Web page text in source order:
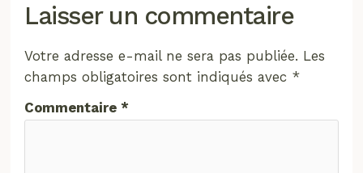
Laisser un commentaire
Votre adresse e-mail ne sera pas publiée. Les
champs obligatoires sont indiqués avec *
Commentaire*